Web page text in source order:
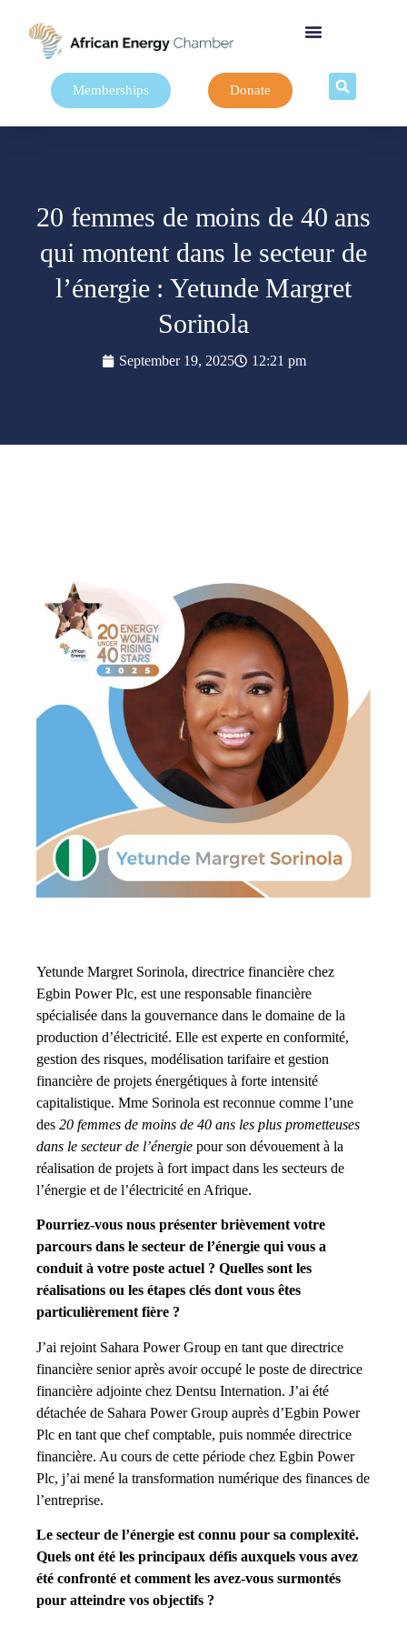
Memberships Donate
20 femmes de moins de 40 ans
qui montent dans le secteur de
l’énergie : Yetunde Margret
Sorinola
September 19, 2025 12:21 pm
Yetunde Margret Sorinola, directrice financière chez
Egbin Power Plc, est une responsable financière
spécialisée dans la gouvernance dans le domaine de la
production d’électricité. Elle est experte en conformité,
gestion des risques, modélisation tarifaire et gestion
financière de projets énergétiques à forte intensité
capitalistique. Mme Sorinola est reconnue comme l’une
des 20 femmes de moins de 40 ans les plus prometteuses
dans le secteur de l’énergie pour son dévouement à la
réalisation de projets à fort impact dans les secteurs de
l’énergie et de l’électricité en Afrique.
Pourriez-vous nous présenter brièvement votre
parcours dans le secteur de l’énergie qui vous a
conduit à votre poste actuel ? Quelles sont les
réalisations ou les étapes clés dont vous êtes
particulièrement fière ?
J’ai rejoint Sahara Power Group en tant que directrice
financière senior après avoir occupé le poste de directrice
financière adjointe chez Dentsu Internation. J’ai été
détachée de Sahara Power Group auprès d’Egbin Power
Plc en tant que chef comptable, puis nommée directrice
financière. Au cours de cette période chez Egbin Power
Plc, j’ai mené la transformation numérique des finances de
l’entreprise.
Le secteur de l’énergie est connu pour sa complexité.
Quels ont été les principaux défis auxquels vous avez
été confronté et comment les avez-vous surmontés
pour atteindre vos objectifs ?